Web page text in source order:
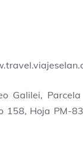
Galilei,
Hoja PM-